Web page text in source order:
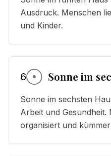
Ausdruck. Menschen
und Kinder.
6 Sonne im
Sonne im sechsten
Arbeit und Gesundheit.
organisiert und